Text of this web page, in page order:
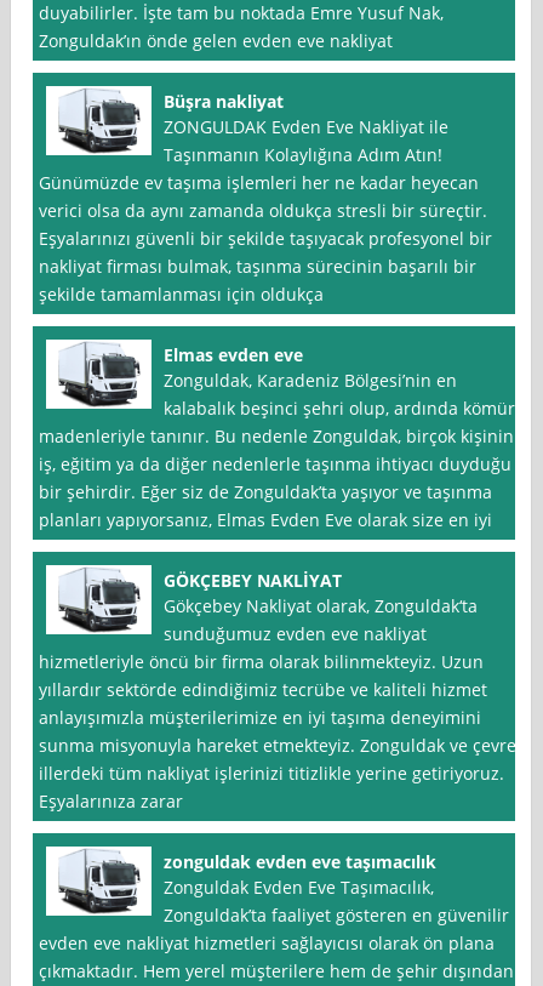
duyabilirler. İşte tam bu noktada Emre Yusuf Nak,
Zonguldak’ın önde gelen evden eve nakliyat
Büşra nakliyat
ZONGULDAK Evden Eve Nakliyat ile
Taşınmanın Kolaylığına Adım Atın!
Günümüzde ev taşıma işlemleri her ne kadar heyecan
verici olsa da aynı zamanda oldukça stresli bir süreçtir.
Eşyalarınızı güvenli bir şekilde taşıyacak profesyonel bir
nakliyat firması bulmak, taşınma sürecinin başarılı bir
şekilde tamamlanması için oldukça
Elmas evden eve
Zonguldak, Karadeniz Bölgesi’nin en
kalabalık beşinci şehri olup, ardında kömür
madenleriyle tanınır. Bu nedenle Zonguldak, birçok kişinin
iş, eğitim ya da diğer nedenlerle taşınma ihtiyacı duyduğu
bir şehirdir. Eğer siz de Zonguldak’ta yaşıyor ve taşınma
planları yapıyorsanız, Elmas Evden Eve olarak size en iyi
GÖKÇEBEY NAKLİYAT
Gökçebey Nakliyat olarak, Zonguldak‘ta
sunduğumuz evden eve nakliyat
hizmetleriyle öncü bir firma olarak bilinmekteyiz. Uzun
yıllardır sektörde edindiğimiz tecrübe ve kaliteli hizmet
anlayışımızla müşterilerimize en iyi taşıma deneyimini
sunma misyonuyla hareket etmekteyiz. Zonguldak ve çevre
illerdeki tüm nakliyat işlerinizi titizlikle yerine getiriyoruz.
Eşyalarınıza zarar
zonguldak evden eve taşımacılık
Zonguldak Evden Eve Taşımacılık,
Zonguldak’ta faaliyet gösteren en güvenilir
evden eve nakliyat hizmetleri sağlayıcısı olarak ön plana
çıkmaktadır. Hem yerel müşterilere hem de şehir dışından